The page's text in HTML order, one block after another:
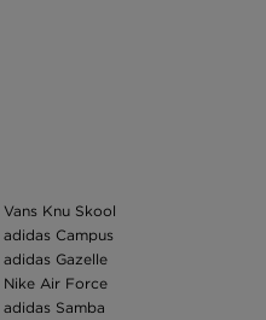
Vans Knu Skool
adidas Campus
adidas Gazelle
Nike Air Force
adidas Samba